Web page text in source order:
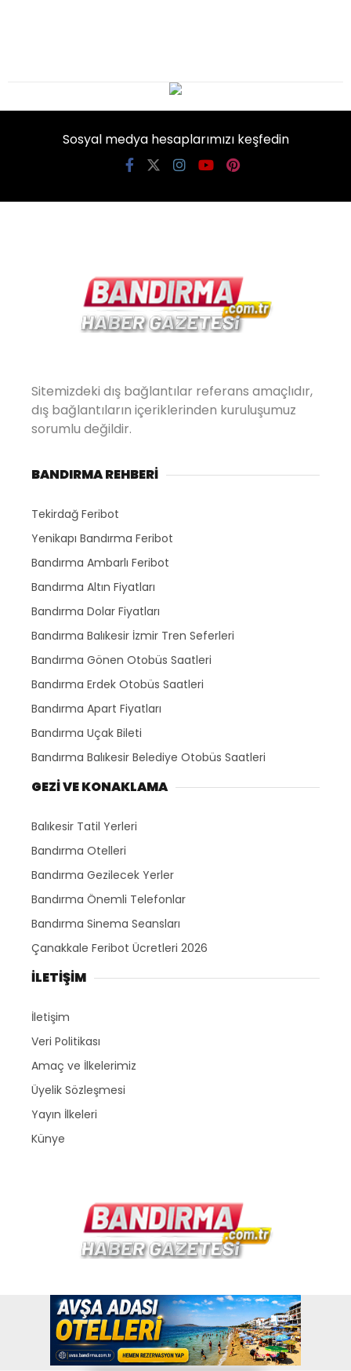
Sosyal medya hesaplarımızı keşfedin
Sitemizdeki dış bağlantılar referans amaçlıdır,
dış bağlantıların içeriklerinden kuruluşumuz
sorumlu değildir.
BANDIRMA REHBERİ
Tekirdağ Feribot
Yenikapı Bandırma Feribot
Bandırma Ambarlı Feribot
Bandırma Altın Fiyatları
Bandırma Dolar Fiyatları
Bandırma Balıkesir İzmir Tren Seferleri
Bandırma Gönen Otobüs Saatleri
Bandırma Erdek Otobüs Saatleri
Bandırma Apart Fiyatları
Bandırma Uçak Bileti
Bandırma Balıkesir Belediye Otobüs Saatleri
GEZİ VE KONAKLAMA
Balıkesir Tatil Yerleri
Bandırma Otelleri
Bandırma Gezilecek Yerler
Bandırma Önemli Telefonlar
Bandırma Sinema Seansları
Çanakkale Feribot Ücretleri 2026
İLETİŞİM
İletişim
Veri Politikası
Amaç ve İlkelerimiz
Üyelik Sözleşmesi
Yayın İlkeleri
Künye
Copyright © 2026www.bandirma.com.tr. Bir